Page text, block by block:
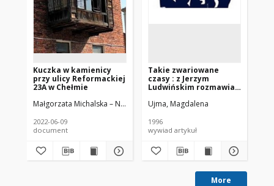
Kuczka w kamienicy
przy ulicy Reformackiej
23A w Chełmie
Małgorzata Michalska – Nakonieczna
2022-06-09
document
Takie zwariowane
czasy : z Jerzym
Ludwińskim rozmawia
Ujma, Magdalena
1996
wywiad artykuł
More